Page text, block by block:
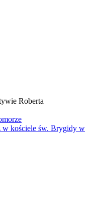
Roberta
kościele św. Brygidy w